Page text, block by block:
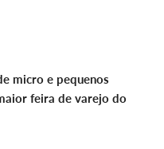
micro e pequenos
feira de varejo do